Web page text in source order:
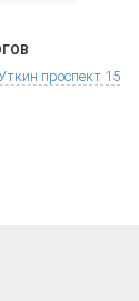
проспект 15